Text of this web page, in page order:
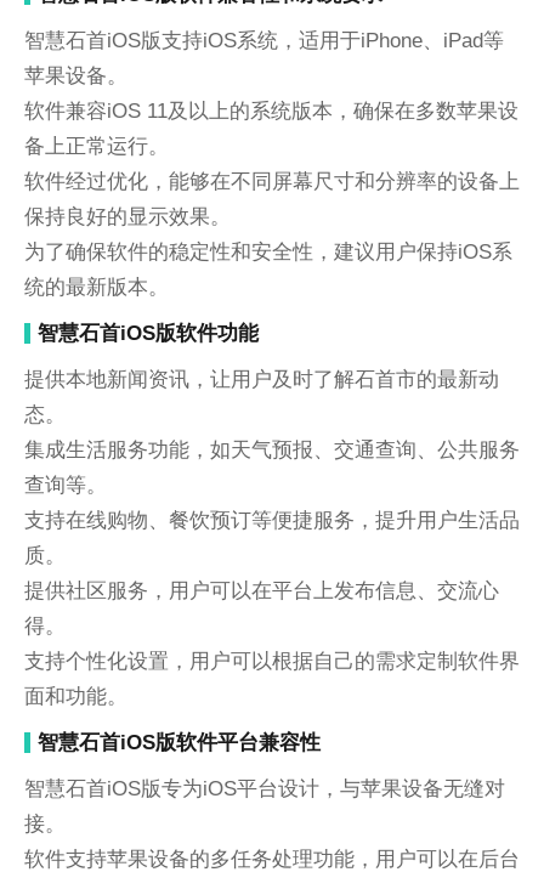
智慧石首iOS版支持iOS系统，适用于iPhone、iPad等
苹果设备。
软件兼容iOS 11及以上的系统版本，确保在多数苹果设
备上正常运行。
软件经过优化，能够在不同屏幕尺寸和分辨率的设备上
保持良好的显示效果。
为了确保软件的稳定性和安全性，建议用户保持iOS系
统的最新版本。
智慧石首iOS版软件功能
提供本地新闻资讯，让用户及时了解石首市的最新动
态。
集成生活服务功能，如天气预报、交通查询、公共服务
查询等。
支持在线购物、餐饮预订等便捷服务，提升用户生活品
质。
提供社区服务，用户可以在平台上发布信息、交流心
得。
支持个性化设置，用户可以根据自己的需求定制软件界
面和功能。
智慧石首iOS版软件平台兼容性
智慧石首iOS版专为iOS平台设计，与苹果设备无缝对
接。
软件支持苹果设备的多任务处理功能，用户可以在后台